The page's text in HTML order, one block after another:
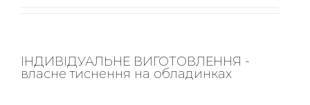
ІНДИВІДУАЛЬНЕ ВИГОТОВЛЕННЯ -
власне тиснення на обладинках